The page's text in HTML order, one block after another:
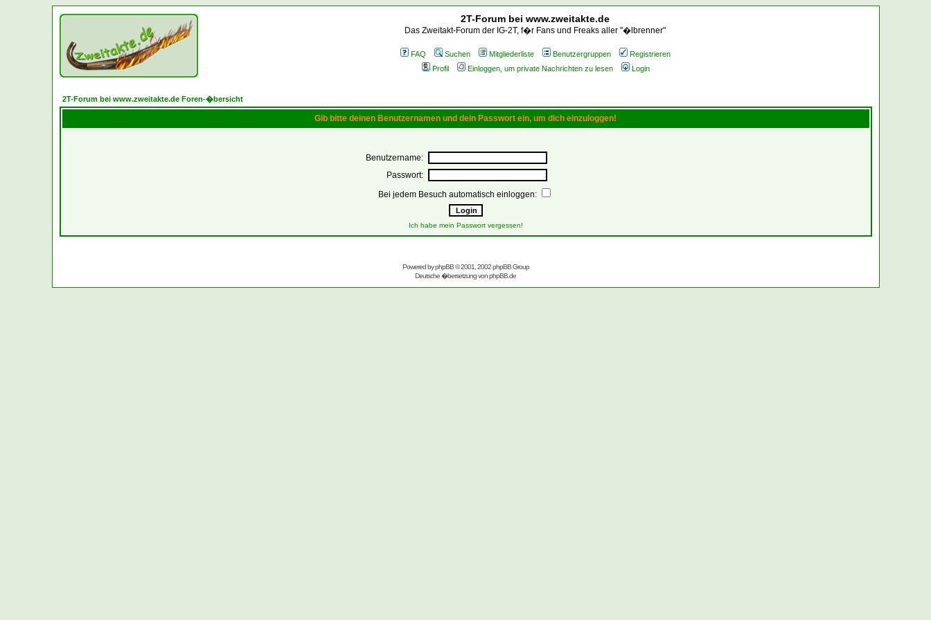
2T-Forum bei www.zweitakte.de
Das Zweitakt-Forum der IG-2T, f�r Fans und Freaks aller "�lbrenner"
FAQ Suchen Mitgliederliste Benutzergruppen
Registrieren
Profil
Einloggen, um private Nachrichten zu lesen Login
2T-Forum bei www.zweitakte.de Foren-�bersicht
Gib bitte deinen Benutzernamen und dein Passwort ein, um dich einzuloggen!
Benutzername:
Passwort:
Bei jedem Besuch automatisch einloggen:
Ich habe mein Passwort vergessen!
Powered byphpBB© 2001, 2002 phpBB Group
Deutsche �bersetzung vonphpBB.de